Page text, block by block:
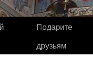
Подарите
друзьям